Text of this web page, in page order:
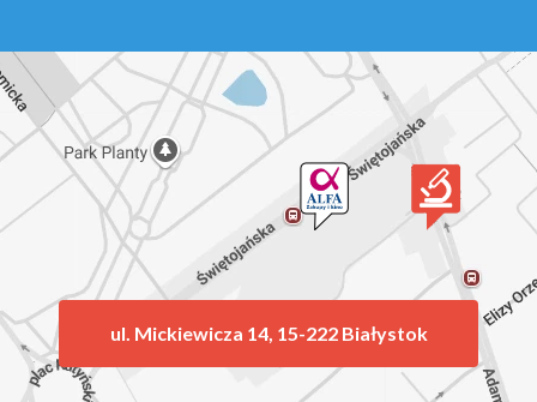
ul. Mickiewicza 14, 15-222 Białystok